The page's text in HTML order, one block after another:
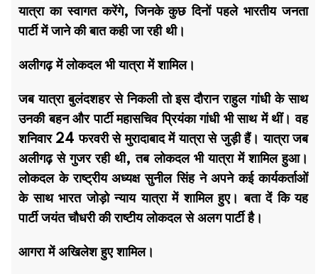
यात्रा का स्वागत करेंगे, जिनके कुछ दिनों पहले भारतीय जनता
पार्टी में जाने की बात कही जा रही थी।
अलीगढ़ में लोकदल भी यात्रा में शामिल।
जब यात्रा बुलंदशहर से निकली तो इस दौरान राहुल गांधी के साथ
उनकी बहन और पार्टी महासचिव प्रियंका गांधी भी साथ में थीं। वह
शनिवार 24 फरवरी से मुरादाबाद में यात्रा से जुड़ी हैं। यात्रा जब
अलीगढ़ से गुजर रही थी, तब लोकदल भी यात्रा में शामिल हुआ।
लोकदल के राष्ट्रीय अध्यक्ष सुनील सिंह ने अपने कई कार्यकर्ताओं
के साथ भारत जोड़ो न्याय यात्रा में शामिल हुए। बता दें कि यह
पार्टी जयंत चौधरी की राष्टीय लोकदल से अलग पार्टी है।
आगरा में अखिलेश हुए शामिल।